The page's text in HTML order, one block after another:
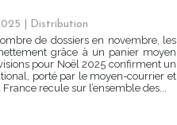
Distribution
de dossiers en novembre, les
grâce à un panier moyen
pour Noël 2025 confirment un
porté par le moyen-courrier et
recule sur l’ensemble des...